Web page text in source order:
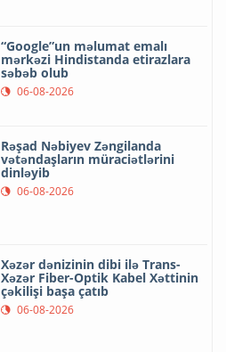
“Google”un məlumat emalı
mərkəzi Hindistanda etirazlara
səbəb olub
06-08-2026
Rəşad Nəbiyev Zəngilanda
vətəndaşların müraciətlərini
dinləyib
06-08-2026
Xəzər dənizinin dibi ilə Trans-
Xəzər Fiber-Optik Kabel Xəttinin
çəkilişi başa çatıb
06-08-2026